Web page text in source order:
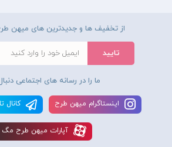
از تخفیف ها و جدیدترین های میهن
ما را در رسانه های اجتماعی
اينستاگرام ميهن طرح کانال
آپارات ميهن طرح مگ